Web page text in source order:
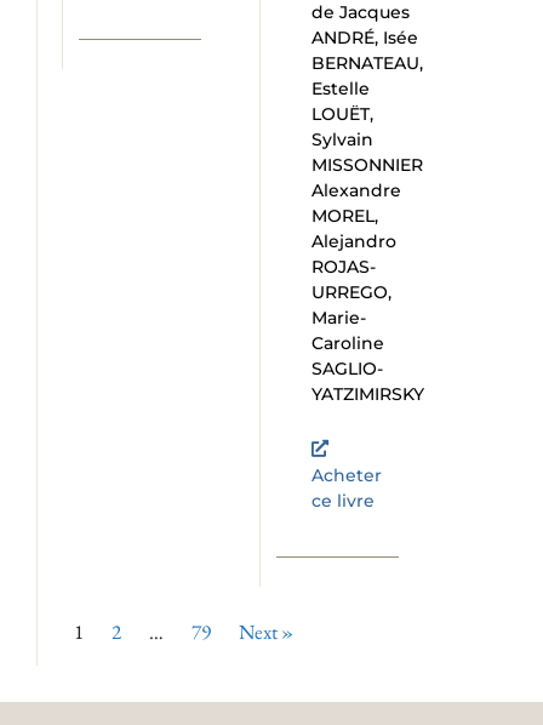
de Jacques
ANDRÉ, Isée
BERNATEAU,
Estelle
LOUËT,
Sylvain
MISSONNIER
Alexandre
MOREL,
Alejandro
ROJAS-
URREGO,
Marie-
Caroline
SAGLIO-
YATZIMIRSKY
Acheter
ce livre
1 2 … 79 Next »